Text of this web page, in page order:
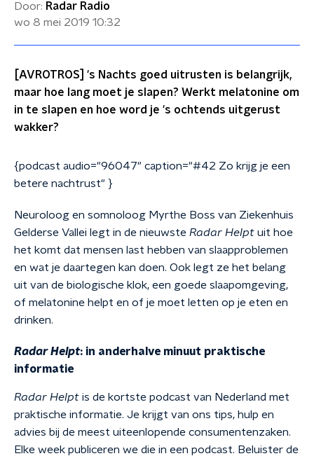
Door: Radar Radio
wo 8 mei 2019 10:32
[AVROTROS] 's Nachts goed uitrusten is belangrijk,
maar hoe lang moet je slapen? Werkt melatonine om
in te slapen en hoe word je 's ochtends uitgerust
wakker?
{podcast audio="96047" caption="#42 Zo krijg je een
betere nachtrust" }
Neuroloog en somnoloog Myrthe Boss van Ziekenhuis
Gelderse Vallei legt in de nieuwste Radar Helpt uit hoe
het komt dat mensen last hebben van slaapproblemen
en wat je daartegen kan doen. Ook legt ze het belang
uit van de biologische klok, een goede slaapomgeving,
of melatonine helpt en of je moet letten op je eten en
drinken.
Radar Helpt: in anderhalve minuut praktische
informatie
Radar Helpt is de kortste podcast van Nederland met
praktische informatie. Je krijgt van ons tips, hulp en
advies bij de meest uiteenlopende consumentenzaken.
Elke week publiceren we die in een podcast. Beluister de